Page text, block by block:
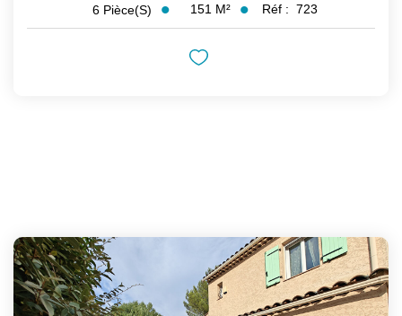
6 Pièce(s) 151 M² Réf : 723